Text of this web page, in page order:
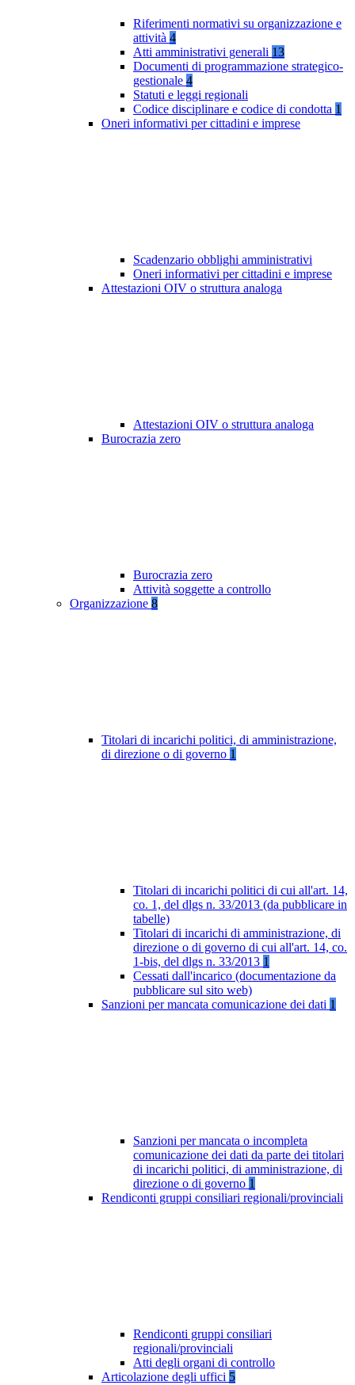
Riferimenti normativi su organizzazione e
attività 4
Atti amministrativi generali 13
Documenti di programmazione strategico-
gestionale 4
Statuti e leggi regionali
Codice disciplinare e codice di condotta 1
Oneri informativi per cittadini e imprese
Scadenzario obblighi amministrativi
Oneri informativi per cittadini e imprese
Attestazioni OIV o struttura analoga
Attestazioni OIV o struttura analoga
Burocrazia zero
Burocrazia zero
Attività soggette a controllo
Organizzazione 8
Titolari di incarichi politici, di amministrazione,
di direzione o di governo 1
Titolari di incarichi politici di cui all'art. 14,
co. 1, del dlgs n. 33/2013 (da pubblicare in
tabelle)
Titolari di incarichi di amministrazione, di
direzione o di governo di cui all'art. 14, co.
1-bis, del dlgs n. 33/2013 1
Cessati dall'incarico (documentazione da
pubblicare sul sito web)
Sanzioni per mancata comunicazione dei dati 1
Sanzioni per mancata o incompleta
comunicazione dei dati da parte dei titolari
di incarichi politici, di amministrazione, di
direzione o di governo 1
Rendiconti gruppi consiliari regionali/provinciali
Rendiconti gruppi consiliari
regionali/provinciali
Atti degli organi di controllo
Articolazione degli uffici 5